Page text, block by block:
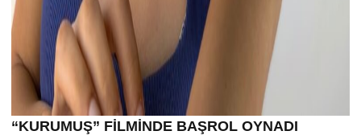
“KURUMUŞ” FİLMİNDE BAŞROL OYNADI